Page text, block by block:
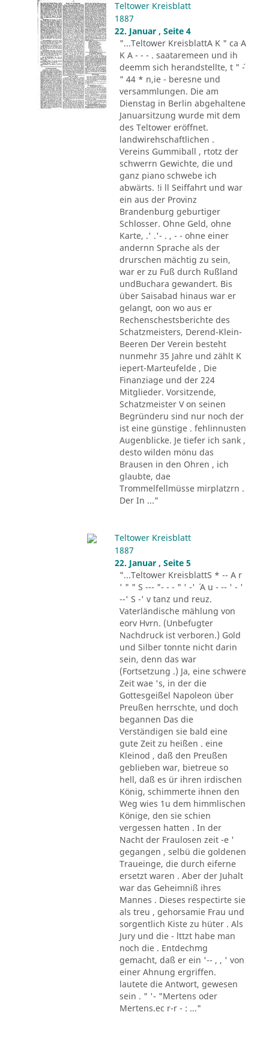
Teltower Kreisblatt
1887
22. Januar , Seite 4
"...Teltower KreisblattA K " ca A
K A - - - . saataremeen und ih
deemm sich herandstellte, t " ´-
" 44 * n,ie - beresne und
versammlungen. Die am
Dienstag in Berlin abgehaltene
Januarsitzung wurde mit dem
des Teltower eröffnet.
landwirehschaftlichen .
Vereins Gummiball , rtotz der
schwerrn Gewichte, die und
ganz piano schwebe ich
abwärts. !i ll Seiffahrt und war
ein aus der Provinz
Brandenburg geburtiger
Schlosser. Ohne Geld, ohne
Karte, .' .'- . , - - ohne einer
andernn Sprache als der
drurschen mächtig zu sein,
war er zu Fuß durch Rußland
undBuchara gewandert. Bis
über Saisabad hinaus war er
gelangt, oon wo aus er
Rechenschestsberichte des
Schatzmeisters, Derend-Klein-
Beeren Der Verein besteht
nunmehr 35 Jahre und zählt K
iepert-Marteufelde , Die
Finanziage und der 224
Mitglieder. Vorsitzende,
Schatzmeister V on seinen
Begründeru sind nur noch der
ist eine günstige . fehlinnusten
Augenblicke. Je tiefer ich sank ,
desto wilden mönu das
Brausen in den Ohren , ich
glaubte, dae
Trommelfellmüsse mirplatzrn .
Der In ..."
Teltower Kreisblatt
1887
22. Januar , Seite 5
"...Teltower KreisblattS * -- A r
' " " S --- "- - - " ' -' ´ A u - -- ' - '
--' S -' v tanz und reuz.
Vaterländische mählung von
eorv Hvrn. (Unbefugter
Nachdruck ist verboren.) Gold
und Silber tonnte nicht darin
sein, denn das war
(Fortsetzung .) Ja, eine schwere
Zeit wae 's, in der die
Gottesgeißel Napoleon über
Preußen herrschte, und doch
begannen Das die
Verständigen sie bald eine
gute Zeit zu heißen . eine
Kleinod , daß den Preußen
geblieben war, bietreue so
hell, daß es ür ihren irdischen
König, schimmerte ihnen den
Weg wies 1u dem himmlischen
Könige, den sie schien
vergessen hatten . In der
Nacht der Fraulosen zeit -e '
gegangen , selbü die goldenen
Traueinge, die durch eiferne
ersetzt waren . Aber der Juhalt
war das Geheimniß ihres
Mannes . Dieses respectirte sie
als treu , gehorsamie Frau und
sorgentlich Kiste zu hüter . Als
Jury und die - lttzt habe man
noch die . Entdechmg
gemacht, daß er ein '-- , , ' von
einer Ahnung ergriffen.
lautete die Antwort, gewesen
sein . " '- "Mertens oder
Mertens.ec r-r - : ..."